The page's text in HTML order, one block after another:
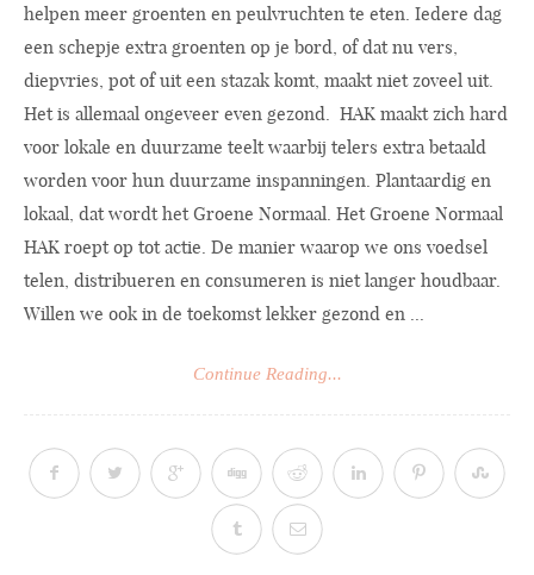
helpen meer groenten en peulvruchten te eten. Iedere dag
een schepje extra groenten op je bord, of dat nu vers,
diepvries, pot of uit een stazak komt, maakt niet zoveel uit.
Het is allemaal ongeveer even gezond. HAK maakt zich hard
voor lokale en duurzame teelt waarbij telers extra betaald
worden voor hun duurzame inspanningen. Plantaardig en
lokaal, dat wordt het Groene Normaal. Het Groene Normaal
HAK roept op tot actie. De manier waarop we ons voedsel
telen, distribueren en consumeren is niet langer houdbaar.
Willen we ook in de toekomst lekker gezond en ...
Continue Reading...